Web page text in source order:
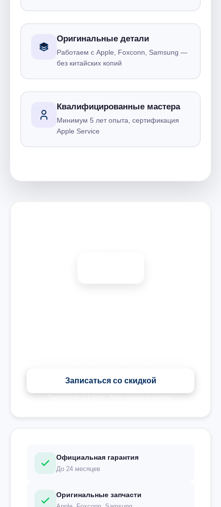
Оригинальные детали
Работаем с Apple, Foxconn, Samsung —
без китайских копий
Квалифицированные мастера
Минимум 5 лет опыта, сертификация
Apple Service
Записаться со скидкой
Официальная гарантия
До 24 месяцев
Оригинальные запчасти